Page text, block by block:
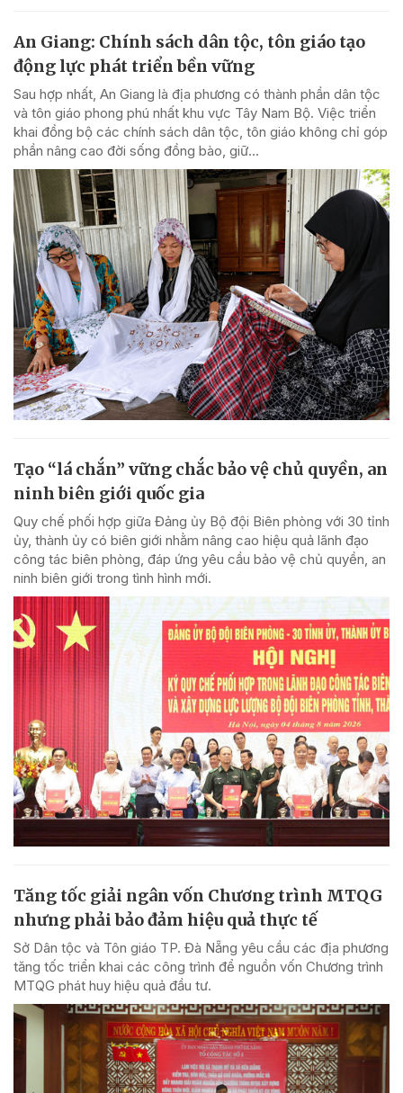
An Giang: Chính sách dân tộc, tôn giáo tạo
động lực phát triển bền vững
Sau hợp nhất, An Giang là địa phương có thành phần dân tộc
và tôn giáo phong phú nhất khu vực Tây Nam Bộ. Việc triển
khai đồng bộ các chính sách dân tộc, tôn giáo không chỉ góp
phần nâng cao đời sống đồng bào, giữ...
Tạo “lá chắn” vững chắc bảo vệ chủ quyền, an
ninh biên giới quốc gia
Quy chế phối hợp giữa Đảng ủy Bộ đội Biên phòng với 30 tỉnh
ủy, thành ủy có biên giới nhằm nâng cao hiệu quả lãnh đạo
công tác biên phòng, đáp ứng yêu cầu bảo vệ chủ quyền, an
ninh biên giới trong tình hình mới.
Tăng tốc giải ngân vốn Chương trình MTQG
nhưng phải bảo đảm hiệu quả thực tế
Sở Dân tộc và Tôn giáo TP. Đà Nẵng yêu cầu các địa phương
tăng tốc triển khai các công trình để nguồn vốn Chương trình
MTQG phát huy hiệu quả đầu tư.